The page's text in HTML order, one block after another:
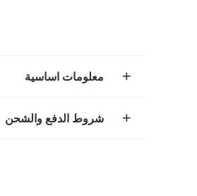
معلومات اساسية
شروط الدفع والشحن